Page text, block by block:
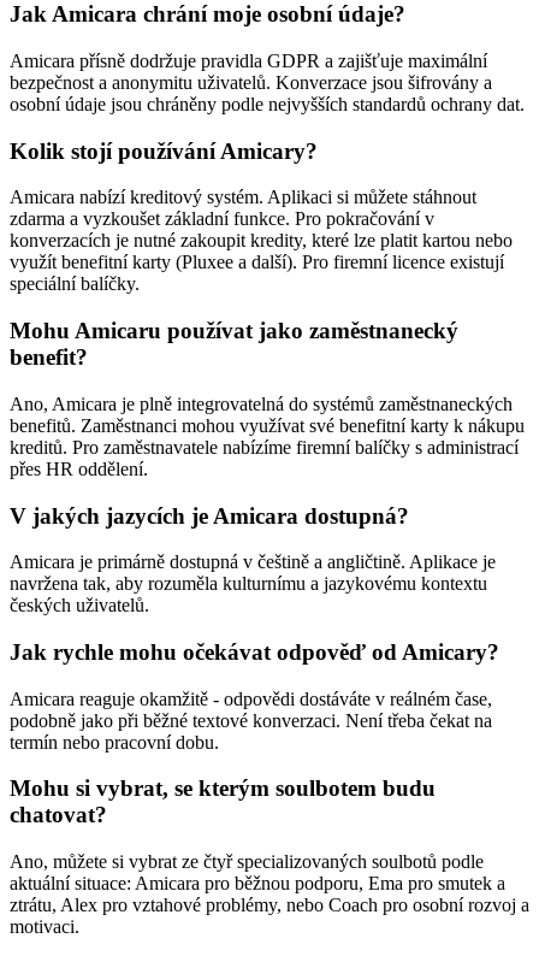
Jak Amicara chrání moje osobní údaje?
Amicara přísně dodržuje pravidla GDPR a zajišťuje maximální
bezpečnost a anonymitu uživatelů. Konverzace jsou šifrovány a
osobní údaje jsou chráněny podle nejvyšších standardů ochrany dat.
Kolik stojí používání Amicary?
Amicara nabízí kreditový systém. Aplikaci si můžete stáhnout
zdarma a vyzkoušet základní funkce. Pro pokračování v
konverzacích je nutné zakoupit kredity, které lze platit kartou nebo
využít benefitní karty (Pluxee a další). Pro firemní licence existují
speciální balíčky.
Mohu Amicaru používat jako zaměstnanecký
benefit?
Ano, Amicara je plně integrovatelná do systémů zaměstnaneckých
benefitů. Zaměstnanci mohou využívat své benefitní karty k nákupu
kreditů. Pro zaměstnavatele nabízíme firemní balíčky s administrací
přes HR oddělení.
V jakých jazycích je Amicara dostupná?
Amicara je primárně dostupná v češtině a angličtině. Aplikace je
navržena tak, aby rozuměla kulturnímu a jazykovému kontextu
českých uživatelů.
Jak rychle mohu očekávat odpověď od Amicary?
Amicara reaguje okamžitě - odpovědi dostáváte v reálném čase,
podobně jako při běžné textové konverzaci. Není třeba čekat na
termín nebo pracovní dobu.
Mohu si vybrat, se kterým soulbotem budu
chatovat?
Ano, můžete si vybrat ze čtyř specializovaných soulbotů podle
aktuální situace: Amicara pro běžnou podporu, Ema pro smutek a
ztrátu, Alex pro vztahové problémy, nebo Coach pro osobní rozvoj a
motivaci.